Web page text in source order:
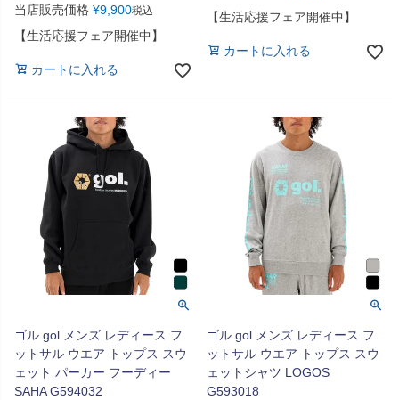
当店販売価格 ¥9,900税込
【生活応援フェア開催中】
カートに入れる
【生活応援フェア開催中】
カートに入れる
ゴル gol メンズ レディース フ
ットサル ウエア トップス スウ
ェット パーカー フーディー
SAHA G594032
ゴル gol メンズ レディース フ
ットサル ウエア トップス スウ
ェットシャツ LOGOS
G593018